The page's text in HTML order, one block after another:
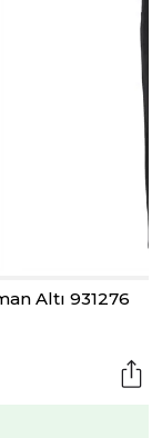
Altı 931276